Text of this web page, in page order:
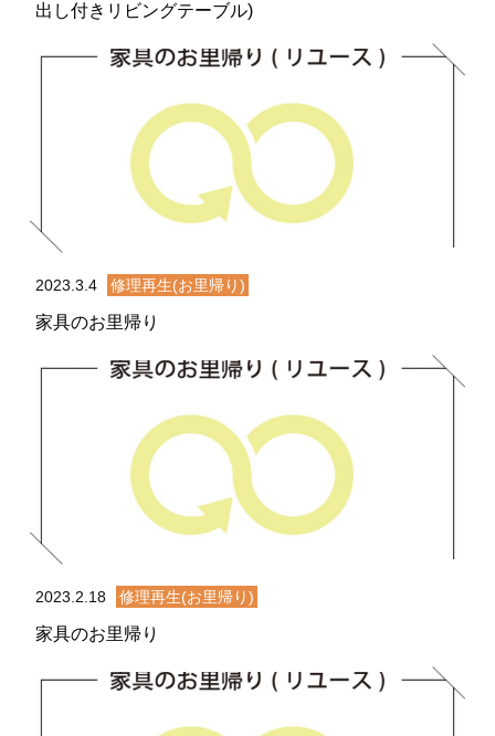
出し付きリビングテーブル)
2023.3.4 修理再生(お里帰り)
家具のお里帰り
2023.2.18 修理再生(お里帰り)
家具のお里帰り